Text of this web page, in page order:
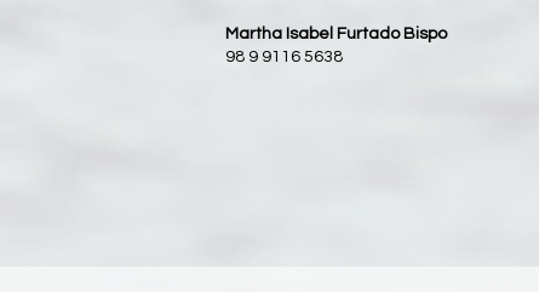
Martha Isabel Furtado Bispo
98 9 9116 5638